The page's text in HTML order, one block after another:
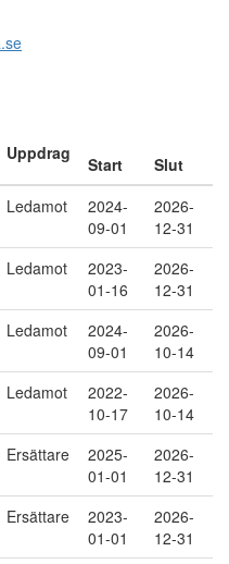
Uppdrag
Start
Slut
Ledamot
2024-
09-01
2026-
12-31
Ledamot
2023-
01-16
2026-
12-31
Ledamot
2024-
09-01
2026-
10-14
Ledamot
2022-
10-17
2026-
10-14
Ersättare
2025-
01-01
2026-
12-31
Ersättare
2023-
01-01
2026-
12-31